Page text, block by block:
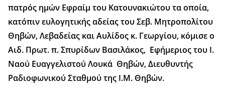
πατρός ημών Εφραίμ του Κατουνακιώτου τα οποία,
κατόπιν ευλογητικής αδείας του Σεβ. Μητροπολίτου
Θηβών, Λεβαδείας και Αυλίδος κ. Γεωργίου, κόμισε ο
Αιδ. Πρωτ. π. Σπυρίδων Βασιλάκος, Εφήμεριος του Ι.
Ναού Ευαγγελιστού Λουκά Θηβών, Διευθυντής
Ραδιοφωνικού Σταθμού της Ι.Μ. Θηβών.